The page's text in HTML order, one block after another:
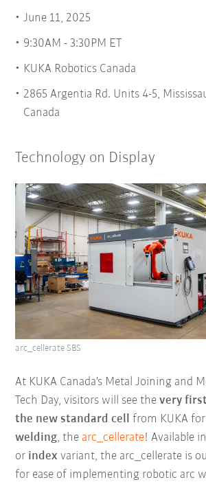
June 11, 2025
9:30AM - 3:30PM ET
KUKA Robotics Canada
2865 Argentia Rd. Units 4-5,
Canada
Technology on Display
At KUKA Canada's Metal Joining and
Tech Day, visitors will see thevery
the new standard cell from KUKA for
welding, the arc_cellerate! Available
or index variant, the arc_cellerate is
for ease of implementing robotic arc
arc_cellerate SBS